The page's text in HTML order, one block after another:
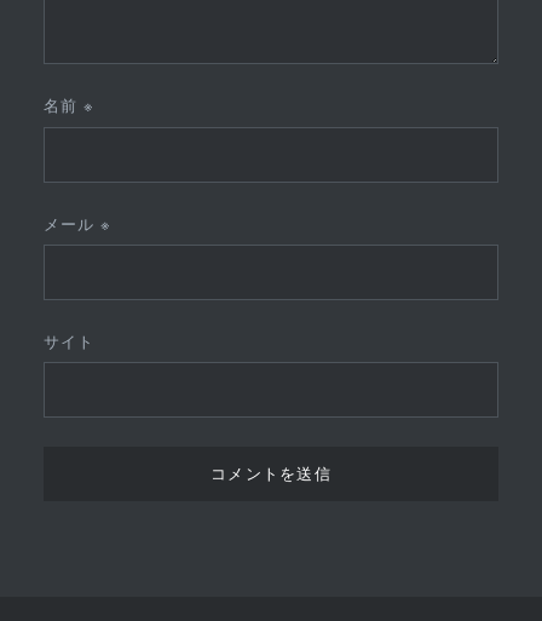
名前 ※
メール※
サイト